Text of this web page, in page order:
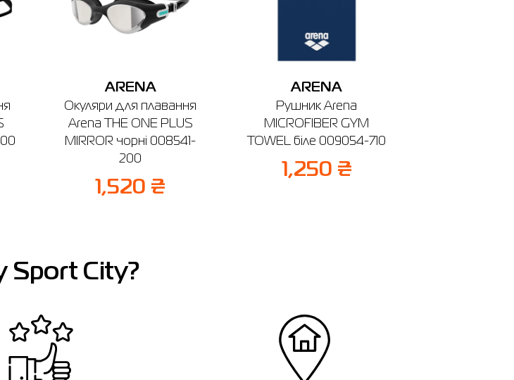
ARENA
Окуляри для плавання
Arena THE ONE PLUS
MIRROR чорні 008541-
200
1,520 ₴
ARENA
Рушник Arena
MICROFIBER GYM
TOWEL біле 009054-710
1,250 ₴
Sport City?